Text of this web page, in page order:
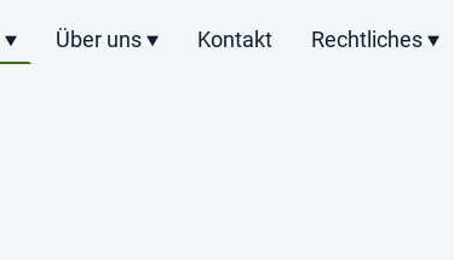
Über uns Kontakt Rechtliches